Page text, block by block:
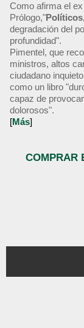
Como afirma el
Prólogo,"
degradación del
profundidad".
Pimentel, que
ministros, altos
ciudadano
como un libro
capaz de
dolorosos".
[Más]
COMPRAR